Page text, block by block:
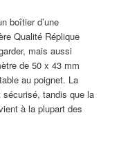
boîtier d’une
Qualité Réplique
mais aussi
de 50 x 43 mm
au poignet. La
tandis que la
à la plupart des